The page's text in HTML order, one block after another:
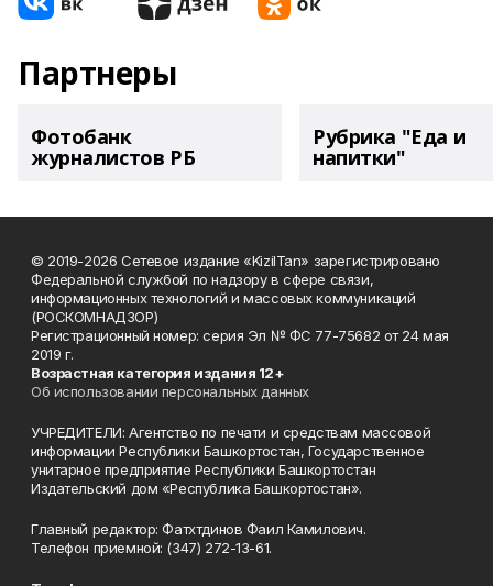
Партнеры
Фотобанк
журналистов РБ
Рубрика "Еда и
напитки"
© 2019-2026 Сетевое издание «KizilTan» зарегистрировано
Федеральной службой по надзору в сфере связи,
информационных технологий и массовых коммуникаций
(РОСКОМНАДЗОР)
Регистрационный номер: серия Эл № ФС 77-75682 от 24 мая
2019 г.
Возрастная категория издания 12+
Об использовании персональных данных
УЧРЕДИТЕЛИ: Агентство по печати и средствам массовой
информации Республики Башкортостан, Государственное
унитарное предприятие Республики Башкортостан
Издательский дом «Республика Башкортостан».
Главный редактор: Фатхтдинов Фаил Камилович.
Телефон приемной: (347) 272-13-61.